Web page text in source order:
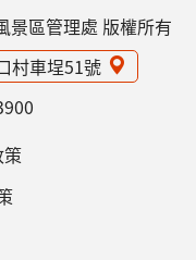
景區管理處 版權所有
村車埕51號